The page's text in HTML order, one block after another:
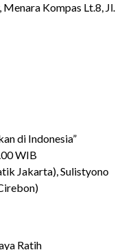
Kompas Lt.8, Jl.
di Indonesia”
WIB
Jakarta), Sulistyono
Ratih